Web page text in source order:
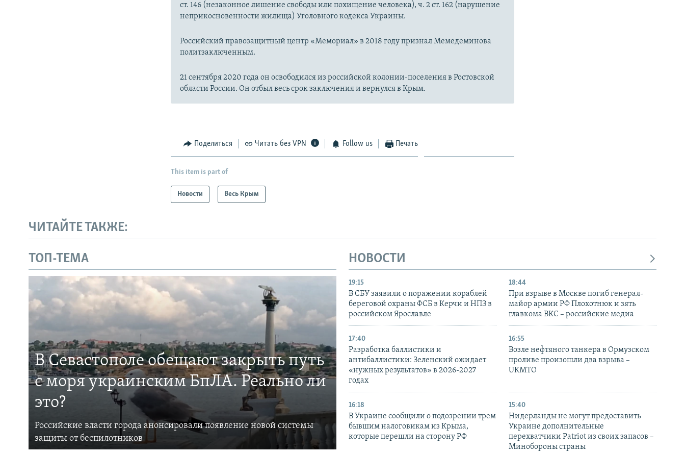
ст. 146 (незаконное лишение свободы или похищение человека), ч. 2 ст. 162 (нарушение
неприкосновенности жилища) Уголовного кодекса Украины.
Российский правозащитный центр «Мемориал» в 2018 году признал Мемедеминова
политзаключенным.
21 сентября 2020 года он освободился из российской колонии-поселения в Ростовской
области России. Он отбыл весь срок заключения и вернулся в Крым.
Поделиться Читать без VPN Follow us Печать
This item is part of
Новости Весь Крым
ЧИТАЙТЕ ТАКЖЕ:
ТОП-ТЕМА
В Севастополе обещают закрыть путь
с моря украинским БпЛА. Реально ли
это?
Российские власти города анонсировали появление новой системы
защиты от беспилотников
НОВОСТИ
19:15
В СБУ заявили о поражении кораблей
береговой охраны ФСБ в Керчи и НПЗ в
российском Ярославле
18:44
При взрыве в Москве погиб генерал-
майор армии РФ Плохотнюк и зять
главкома ВКС – российские медиа
17:40
Разработка баллистики и
антибаллистики: Зеленский ожидает
«нужных результатов» в 2026-2027
годах
16:55
Возле нефтяного танкера в Ормузском
проливе произошли два взрыва –
UKMTO
16:18
В Украине сообщили о подозрении трем
бывшим налоговикам из Крыма,
которые перешли на сторону РФ
15:40
Нидерланды не могут предоставить
Украине дополнительные
перехватчики Patriot из своих запасов –
Минобороны страны